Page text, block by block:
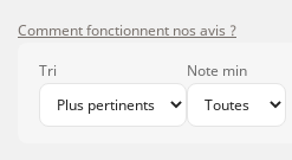
Comment fonctionnent nos avis ?
Tri
Note min